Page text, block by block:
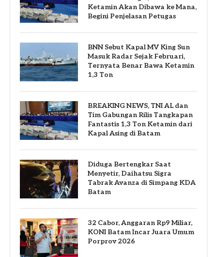
Ketamin Akan Dibawa ke Mana,
Begini Penjelasan Petugas
BNN Sebut Kapal MV King Sun
Masuk Radar Sejak Februari,
Ternyata Benar Bawa Ketamin
1,3 Ton
BREAKING NEWS, TNI AL dan
Tim Gabungan Rilis Tangkapan
Fantastis 1,3 Ton Ketamin dari
Kapal Asing di Batam
Diduga Bertengkar Saat
Menyetir, Daihatsu Sigra
Tabrak Avanza di Simpang KDA
Batam
32 Cabor, Anggaran Rp9 Miliar,
KONI Batam Incar Juara Umum
Porprov 2026